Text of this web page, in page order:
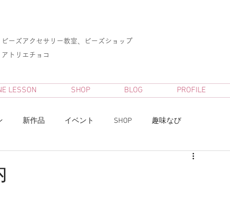
ビーズアクセサリー教室、ビーズショップ
​アトリエチョコ
LESSON SHOP BLOG PROFILE
新作品 イベント SHOP 趣味なび